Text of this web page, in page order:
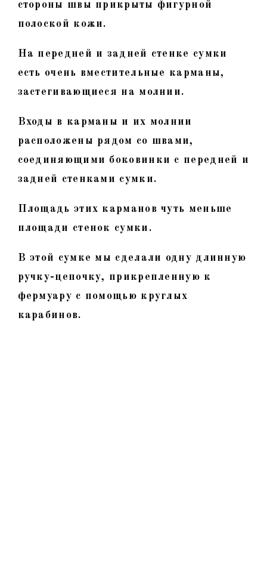
стороны швы прикрыты фигурной
полоской кожи.
На передней и задней стенке сумки
есть очень вместительные карманы,
застегивающиеся на молнии.
Входы в карманы и их молнии
расположены рядом со швами,
соединяющими боковинки с передней и
задней стенками сумки.
Площадь этих карманов чуть меньше
площади стенок сумки.
В этой сумке мы сделали одну длинную
ручку-цепочку, прикрепленную к
фермуару с помощью круглых
карабинов.